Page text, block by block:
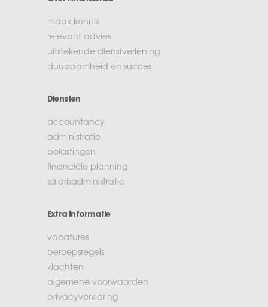
maak kennis
relevant advies
uitstekende dienstverlening
duurzaamheid en succes
Diensten
accountancy
administratie
belastingen
financiële planning
salarisadministratie
Extra informatie
vacatures
beroepsregels
klachten
algemene voorwaarden
privacyverklaring